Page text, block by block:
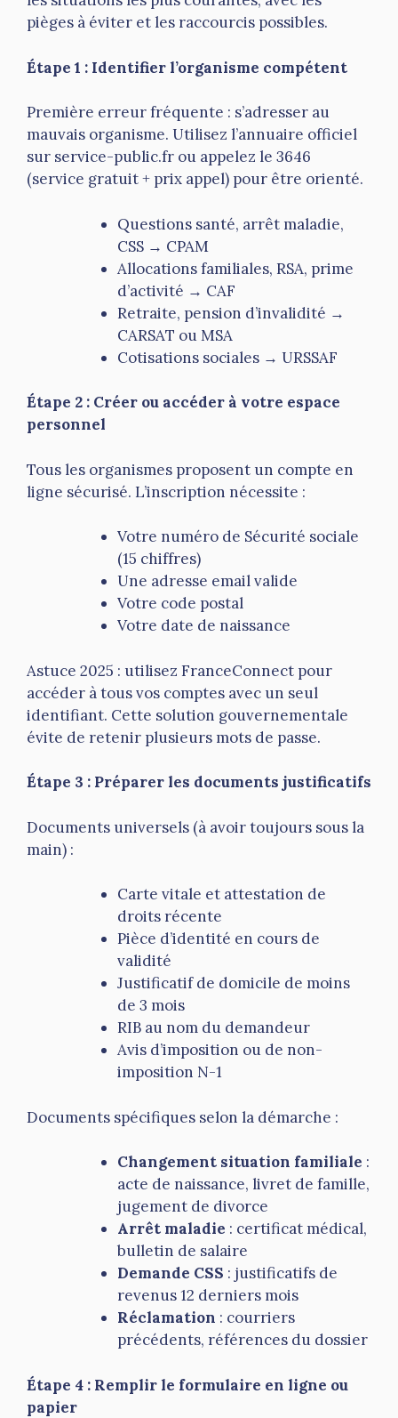
pièges à éviter et les raccourcis possibles.
Étape 1 : Identifier l’organisme compétent
Première erreur fréquente : s’adresser au
mauvais organisme. Utilisez l’annuaire officiel
sur service-public.fr ou appelez le 3646
(service gratuit + prix appel) pour être orienté.
Questions santé, arrêt maladie,
CSS → CPAM
Allocations familiales, RSA, prime
d’activité → CAF
Retraite, pension d’invalidité →
CARSAT ou MSA
Cotisations sociales → URSSAF
Étape 2 : Créer ou accéder à votre espace
personnel
Tous les organismes proposent un compte en
ligne sécurisé. L’inscription nécessite :
Votre numéro de Sécurité sociale
(15 chiffres)
Une adresse email valide
Votre code postal
Votre date de naissance
Astuce 2025 : utilisez FranceConnect pour
accéder à tous vos comptes avec un seul
identifiant. Cette solution gouvernementale
évite de retenir plusieurs mots de passe.
Étape 3 : Préparer les documents justificatifs
Documents universels (à avoir toujours sous la
main) :
Carte vitale et attestation de
droits récente
Pièce d’identité en cours de
validité
Justificatif de domicile de moins
de 3 mois
RIB au nom du demandeur
Avis d’imposition ou de non-
imposition N-1
Documents spécifiques selon la démarche :
Changement situation familiale :
acte de naissance, livret de famille,
jugement de divorce
Arrêt maladie : certificat médical,
bulletin de salaire
Demande CSS : justificatifs de
revenus 12 derniers mois
Réclamation : courriers
précédents, références du dossier
Étape 4 : Remplir le formulaire en ligne ou
papier